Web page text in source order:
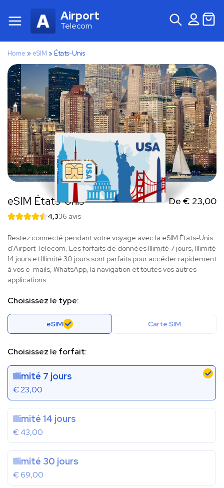
Airport
Telecom
Home » eSIM » États-Unis
eSIM États-Unis De € 23,00
4,336 avis
Restez connecté pendant votre voyage avec la eSIM États-Unis
d'Airport Telecom. Les forfaits de données Illimité 7 jours, Illimité
14 jours et Illimité 30 jours sont parfaits pour accéder rapidement
à vos e-mails, WhatsApp, la navigation et toutes vos autres
applications.
Choisissez le type:
eSIM Carte SIM
Choisissez le forfait:
Illimité 7 jours
€23,00
Illimité 14 jours
€43,00
Illimité 30 jours
€69,00